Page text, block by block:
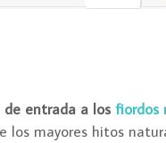
entrada a los fiordos
los mayores hitos